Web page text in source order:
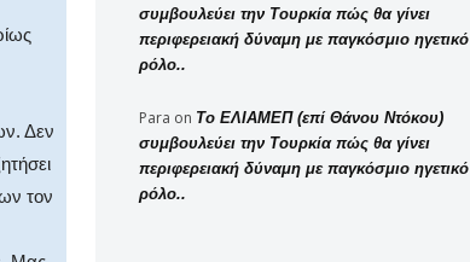
Δεν
τον
συμβουλεύει την Τουρκία πώς θα γίνει
περιφερειακή δύναμη με παγκόσμιο ηγετικό
ρόλο..
Para on Το ΕΛΙΑΜΕΠ (επί Θάνου Ντόκου)
συμβουλεύει την Τουρκία πώς θα γίνει
περιφερειακή δύναμη με παγκόσμιο ηγετικό
ρόλο..